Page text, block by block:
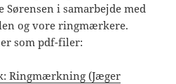
Sørensen i samarbejde med
og vore ringmærkere.
som pdf-filer:
Ringmærkning (Jæger